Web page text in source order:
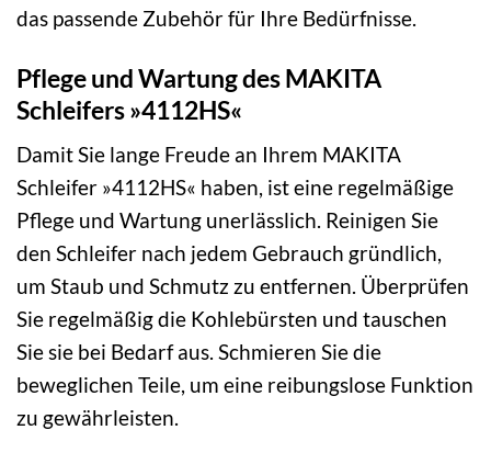
das passende Zubehör für Ihre Bedürfnisse.
Pflege und Wartung des MAKITA
Schleifers »4112HS«
Damit Sie lange Freude an Ihrem MAKITA
Schleifer »4112HS« haben, ist eine regelmäßige
Pflege und Wartung unerlässlich. Reinigen Sie
den Schleifer nach jedem Gebrauch gründlich,
um Staub und Schmutz zu entfernen. Überprüfen
Sie regelmäßig die Kohlebürsten und tauschen
Sie sie bei Bedarf aus. Schmieren Sie die
beweglichen Teile, um eine reibungslose Funktion
zu gewährleisten.